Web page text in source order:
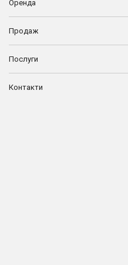
Оренда
Продаж
Послуги
Контакти